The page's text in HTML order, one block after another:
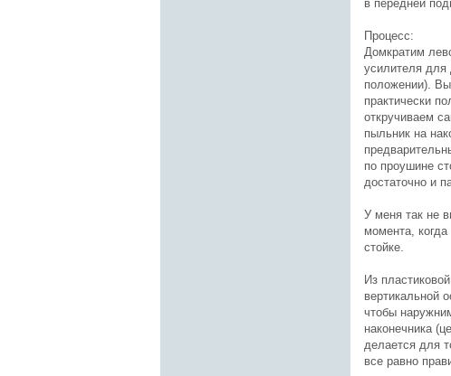
в передней
Процесс:
Домкратим
усилителя для
положении).
практически
откручиваем
пыльник на
по проушине
достаточно и
У меня так не
момента,
стойке.
Из
вертикальной
чтобы
наконечника
делается для
все равно